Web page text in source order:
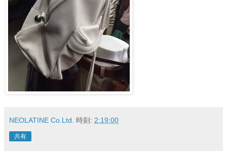
NEOLATINE Co.Ltd. 時刻: 2:19:00
共有